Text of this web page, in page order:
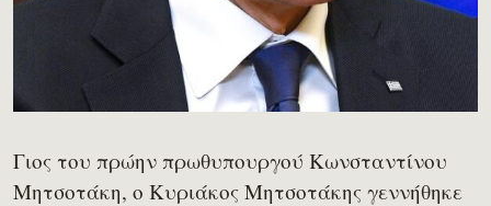
Γιος του πρώην πρωθυπουργού Κωνσταντίνου
Μητσοτάκη, ο Κυριάκος Μητσοτάκης γεννήθηκε